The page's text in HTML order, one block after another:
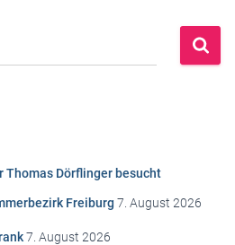
Dörflinger besucht
Freiburg 7. August 2026
7. August 2026